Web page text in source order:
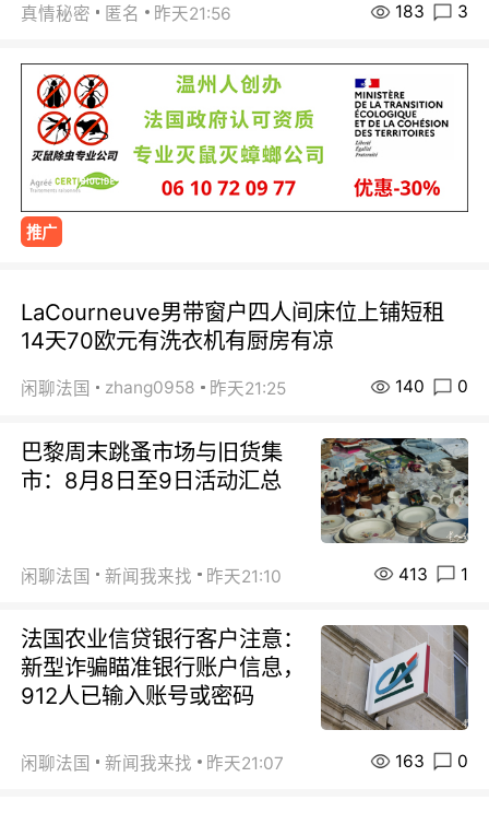
真情秘密 匿名 昨天21:56 183 3
推广
LaCourneuve男带窗户四人间床位上铺短租
14天70欧元有洗衣机有厨房有凉
闲聊法国 zhang0958 昨天21:25 140 0
巴黎周末跳蚤市场与旧货集
市：8月8日至9日活动汇总
闲聊法国 新闻我来找 昨天21:10 413 1
法国农业信贷银行客户注意：
新型诈骗瞄准银行账户信息，
912人已输入账号或密码
闲聊法国 新闻我来找 昨天21:07 163 0